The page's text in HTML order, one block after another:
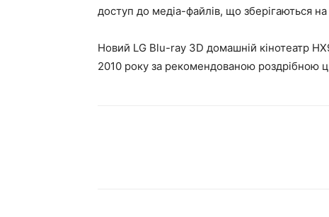
доступ до медіа-файлів, що зберігаються
Новий LG Blu-ray 3D домашній кінотеатр
2010 року за рекомендованою роздрібною